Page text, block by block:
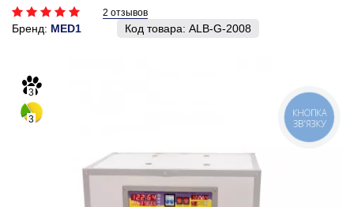
2 отзывов
Бренд: MED1 Код товара: ALB-G-2008
3
3
КНОПКА
ЗВ'ЯЗКУ